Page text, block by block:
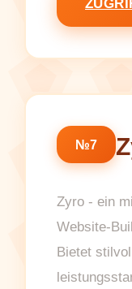
№7
Zyro - ein
Website-
Bietet